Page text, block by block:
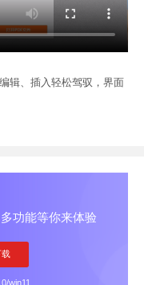
辑、插入轻松驾驭，界面
功能等你来体验
win11